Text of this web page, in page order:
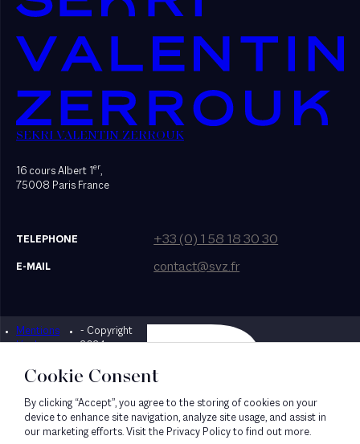
SEKRI VALENTIN ZERROUK
16 cours Albert 1er,
75008 Paris France
TELEPHONE +33 (0) 1 58 18 30 30
E-MAIL contact@svz.fr
Mentions
légales
- Copyright
2024
Designed by Bonhomme
Cookie Consent
By clicking “Accept”, you agree to the storing of cookies on your
device to enhance site navigation, analyze site usage, and assist in
our marketing efforts. Visit the Privacy Policy to find out more.